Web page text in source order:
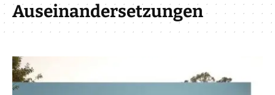
Auseinandersetzungen